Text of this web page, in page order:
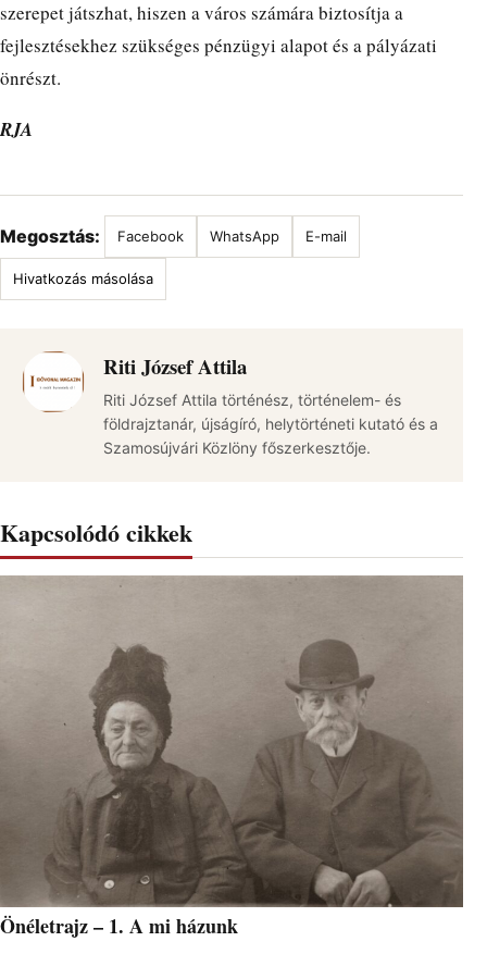
szerepet játszhat, hiszen a város számára biztosítja a
fejlesztésekhez szükséges pénzügyi alapot és a pályázati
önrészt.
RJA
Megosztás: Facebook WhatsApp E-mail
Hivatkozás másolása
Riti József Attila
Riti József Attila történész, történelem- és
földrajztanár, újságíró, helytörténeti kutató és a
Szamosújvári Közlöny főszerkesztője.
Kapcsolódó cikkek
Önéletrajz – 1. A mi házunk